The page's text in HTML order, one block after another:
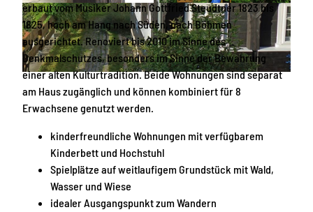
H
a
u
U
m
g
e
b
i
n
G
a
r
t
e
n
erbaut vom Musiker Johann Gottfried Steudtner 1823 bis
1825, hoch am Hang nach Süden, nach Böhmen
ausgerichtet. Renoviert bis 2010 im Sinne des
Denkmalschutzes, besonders im Sinne der Bewahrung
einer alten Kulturtradition. Beide Wohnungen sind separat
am Haus zugänglich und können kombiniert für 8
Erwachsene genutzt werden.
kinderfreundliche Wohnungen mit verfügbarem
Kinderbett und Hochstuhl
Spielplätze auf weitlaufigem Grundstück mit Wald,
Wasser und Wiese
idealer Ausgangspunkt zum Wandern